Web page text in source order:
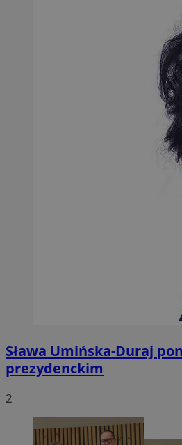
Sława Umińska-Duraj
prezydenckim
2